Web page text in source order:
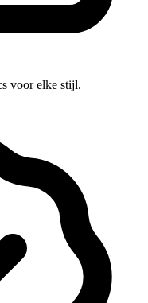
voor elke stijl.